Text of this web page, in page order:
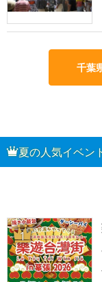
千葉
夏の人気イベン
1